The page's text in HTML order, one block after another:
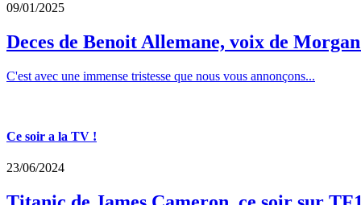
09/01/2025
Deces de Benoit Allemane, voix de
C'est avec une immense tristesse que nous vous annonçons...
Ce soir a la TV !
23/06/2024